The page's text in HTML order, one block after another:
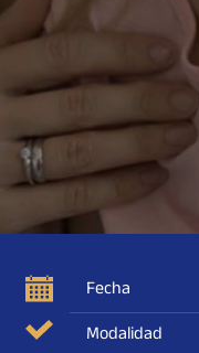
Fecha
Modalidad